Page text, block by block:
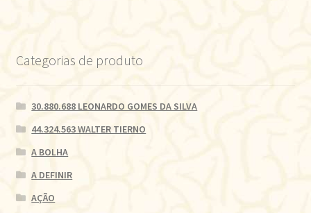
Categorias de produto
30.880.688 LEONARDO GOMES DA SILVA
44.324.563 WALTER TIERNO
A BOLHA
A DEFINIR
AÇÃO